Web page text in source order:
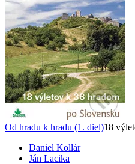
Od hradu k hradu (1. diel)18
Daniel Kollár
Ján Lacika